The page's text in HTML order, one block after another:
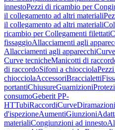
innestoPezzi di ricambio per
il collegamento ad altri materiali
il collegamento ad altri materiali
ricambio per Collegamenti filettati
fissaggioAllacciamenti agli
Allacciamenti agli apparecchi
Curve tecnicheManicotti di
di raccordoSifoni a chiocciola
chiocciolaAccessoriBraccialetti
portantiChiusureGuarnizioni
consumoGeberit PP-
HTTubiRaccordiCurveDiramazioni
d'ispezioneAumentiGiunzioni
materialiCongiunzioni ad innesto